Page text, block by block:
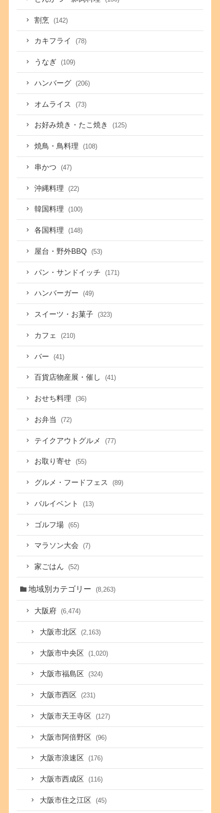
割烹 (142)
カキフライ (78)
うなぎ (109)
ハンバーグ (206)
オムライス (73)
お好み焼き・たこ焼き (125)
焼鳥・鳥料理 (108)
串かつ (47)
沖縄料理 (22)
韓国料理 (100)
各国料理 (148)
屋台・野外BBQ (53)
パン・サンドイッチ (171)
ハンバーガー (49)
スイーツ・お菓子 (323)
カフェ (210)
バー (41)
百貨店物産展・催し (41)
おせち料理 (36)
お弁当 (72)
テイクアウトグルメ (77)
お取り寄せ (55)
グルメ・フードフェス (89)
バルイベント (13)
ゴルフ場 (65)
マラソン大会 (7)
家ごはん (52)
地域別カテゴリー (8,263)
大阪府 (6,474)
大阪市北区 (2,163)
大阪市中央区 (1,020)
大阪市福島区 (324)
大阪市西区 (231)
大阪市天王寺区 (127)
大阪市阿倍野区 (96)
大阪市浪速区 (176)
大阪市西成区 (116)
大阪市住之江区 (45)